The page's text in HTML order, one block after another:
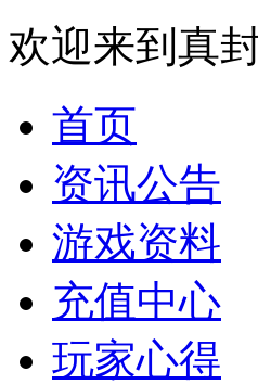
欢迎来到真
首页
资讯公告
游戏资料
充值中心
玩家心得